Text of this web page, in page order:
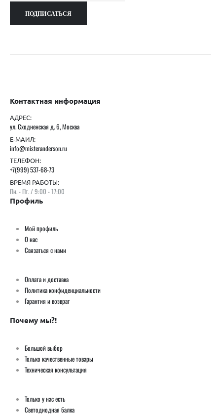
Контактная информация
АДРЕС:
ул. Сходненская д. 6, Москва
Е-МАИЛ:
info@misteranderson.ru
ТЕЛЕФОН:
+7(999) 537-68-73
ВРЕМЯ РАБОТЫ:
Пн. - Пт. / 9:00 - 17:00
Профиль
Мой профиль
О нас
Связаться с нами
Оплата и доставка
Политика конфиденциальности
Гарантия и возврат
Почему мы?!
Большой выбор
Только качественные товары
Техническая консультация
Только у нас есть
Светодиодная балка